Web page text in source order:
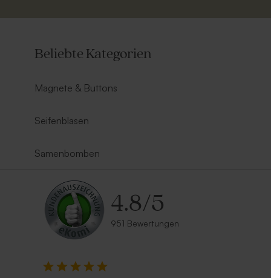
Beliebte Kategorien
Magnete & Buttons
Seifenblasen
Samenbomben
4.8/5
951 Bewertungen